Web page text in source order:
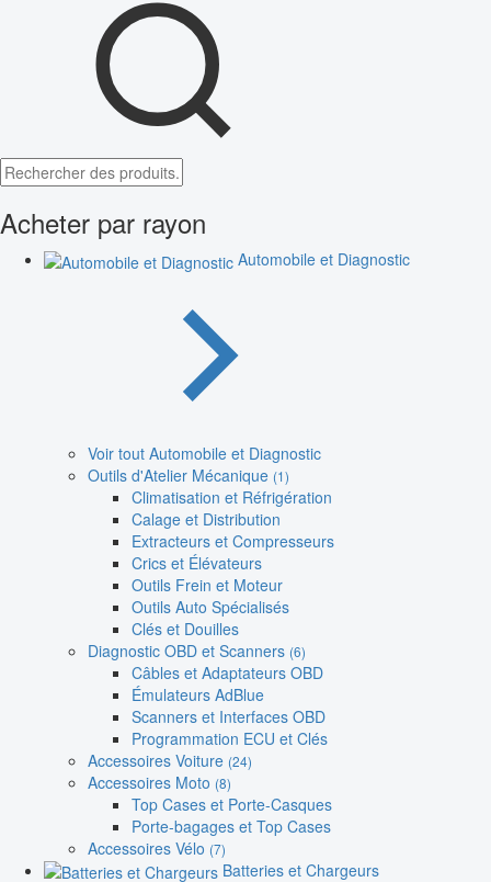
Acheter par rayon
Automobile et Diagnostic
Voir tout Automobile et Diagnostic
Outils d'Atelier Mécanique (1)
Climatisation et Réfrigération
Calage et Distribution
Extracteurs et Compresseurs
Crics et Élévateurs
Outils Frein et Moteur
Outils Auto Spécialisés
Clés et Douilles
Diagnostic OBD et Scanners (6)
Câbles et Adaptateurs OBD
Émulateurs AdBlue
Scanners et Interfaces OBD
Programmation ECU et Clés
Accessoires Voiture (24)
Accessoires Moto (8)
Top Cases et Porte-Casques
Porte-bagages et Top Cases
Accessoires Vélo (7)
Batteries et Chargeurs